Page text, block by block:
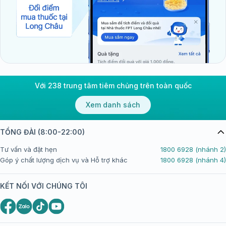
Vắc xin MMR
(sởi, quai bị, rubella): Ngăn rubella
bẩm sinh, có thể dẫn đến tổn thương gan và vàng
da ở trẻ nếu mẹ nhiễm khi mang thai.
Tiêm phòng đúng lịch, đặc biệt cho trẻ sơ sinh và phụ
Với 238 trung tâm tiêm chủng trên toàn quốc
Xem danh sách
TỔNG ĐÀI (8:00-22:00)
Tư vấn và đặt hẹn
1800 6928 (nhánh 2)
Góp ý chất lượng dịch vụ và Hỗ trợ khác
1800 6928 (nhánh 4)
KẾT NỐI VỚI CHÚNG TÔI